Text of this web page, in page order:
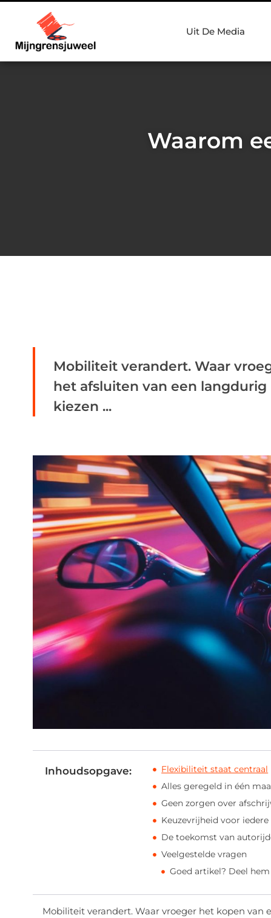
Uit De Media
Waarom
Mobiliteit verandert. Waar
het afsluiten van een
kiezen ...
Inhoudsopgave:
Flexibiliteit staat centraal
Alles geregeld in één
Geen zorgen over
Keuzevrijheid voor
De toekomst van
Veelgestelde vragen
Goed artikel? Deel hem
Mobiliteit verandert. Waar vroeger het kopen van